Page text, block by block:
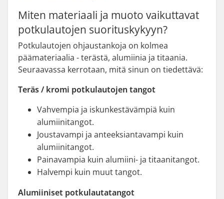
Miten materiaali ja muoto vaikuttavat
potkulautojen suorituskykyyn?
Potkulautojen ohjaustankoja on kolmea
päämateriaalia - terästä, alumiinia ja titaania.
Seuraavassa kerrotaan, mitä sinun on tiedettävä:
Teräs / kromi potkulautojen tangot
Vahvempia ja iskunkestävämpiä kuin
alumiinitangot.
Joustavampi ja anteeksiantavampi kuin
alumiinitangot.
Painavampia kuin alumiini- ja titaanitangot.
Halvempi kuin muut tangot.
Alumiiniset potkulautatangot